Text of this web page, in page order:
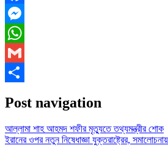
Facebook
Messenger
WhatsApp
Gmail
Post navigation
আল্লামা শাহ আহমদ শফীর মৃত্যুতে তথ্যমন্ত্রীর শোক
ইরানের ওপর নতুন নিষেধাজ্ঞা যুক্তরাষ্ট্রের,